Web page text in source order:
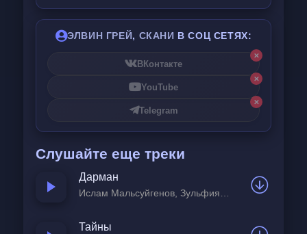
Уяныр мин йаным да.
Перевод на русский язык:
Ты - моя опора.
В молодости я был слеп.
слова.
Ты - причина моего пробуждения.
ЭЛВИН ГРЕЙ, СКАНИ В СОЦ СЕТЯХ:
ВКонтакте
✕
YouTube
✕
Telegram
✕
Слушайте еще треки
Дарман
Тайны